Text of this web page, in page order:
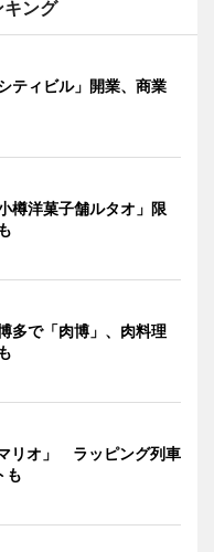
キング
ティビル」開業、商業
樽洋菓子舗ルタオ」限
多で「肉博」、肉料理
リオ」 ラッピング列車
も